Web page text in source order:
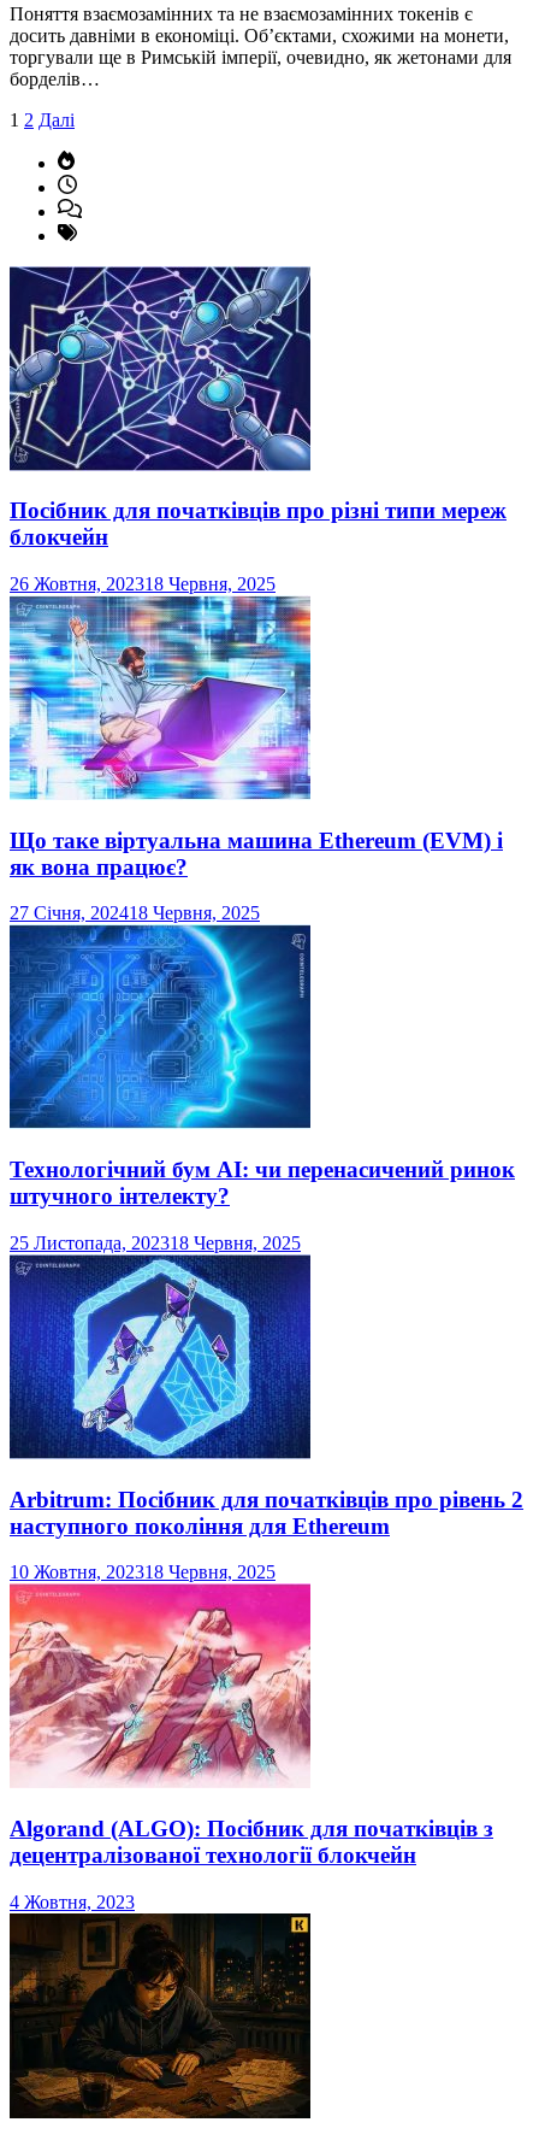
Поняття взаємозамінних та не взаємозамінних токенів є
досить давніми в економіці. Об’єктами, схожими на монети,
торгували ще в Римській імперії, очевидно, як жетонами для
борделів…
Пагінація
записів
1 2 Далі
Посібник для початківців про різні типи мереж
блокчейн
26 Жовтня, 202318 Червня, 2025
Що таке віртуальна машина Ethereum (EVM) і
як вона працює?
27 Січня, 202418 Червня, 2025
Технологічний бум AI: чи перенасичений ринок
штучного інтелекту?
25 Листопада, 202318 Червня, 2025
Arbitrum: Посібник для початківців про рівень 2
наступного покоління для Ethereum
10 Жовтня, 202318 Червня, 2025
Algorand (ALGO): Посібник для початківців з
децентралізованої технології блокчейн
4 Жовтня, 2023